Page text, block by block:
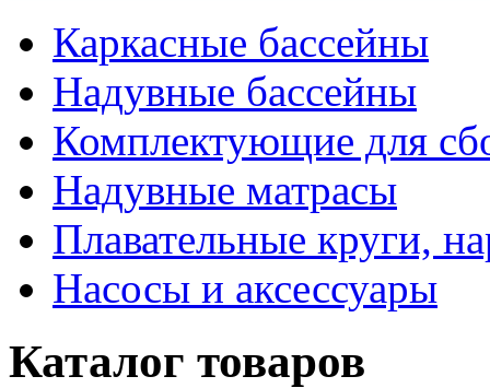
Каркасные бассейны
Надувные бассейны
Комплектующие для
Надувные матрасы
Плавательные круги,
Насосы и аксессуары
Каталог товаров